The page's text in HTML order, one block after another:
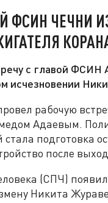
ФСИН ЧЕЧНИ
с главой
исчезновении
рабочую
Адаевым.
стала подготовка
после
(СПЧ)
Никита